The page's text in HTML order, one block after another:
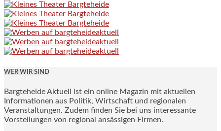
WER WIR SIND
Bargteheide Aktuell ist ein online Magazin mit aktuellen
Informationen aus Politik, Wirtschaft und regionalen
Veranstaltungen. Zudem finden Sie bei uns interessante
Vorstellungen von regional ansässigen Firmen.